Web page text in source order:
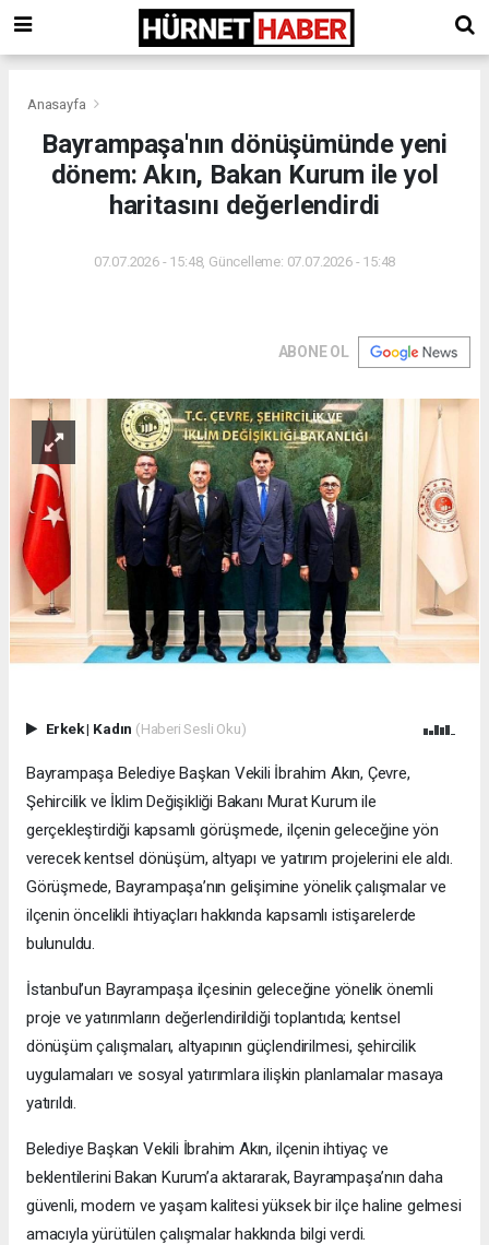
Anasayfa
Bayrampaşa'nın dönüşümünde yeni
dönem: Akın, Bakan Kurum ile yol
haritasını değerlendirdi
07.07.2026 - 15:48, Güncelleme: 07.07.2026 - 15:48
ABONE OL
Erkek| Kadın (Haberi Sesli Oku)
Bayrampaşa Belediye Başkan Vekili İbrahim Akın, Çevre,
Şehircilik ve İklim Değişikliği Bakanı Murat Kurum ile
gerçekleştirdiği kapsamlı görüşmede, ilçenin geleceğine yön
verecek kentsel dönüşüm, altyapı ve yatırım projelerini ele aldı.
Görüşmede, Bayrampaşa’nın gelişimine yönelik çalışmalar ve
ilçenin öncelikli ihtiyaçları hakkında kapsamlı istişarelerde
bulunuldu.
İstanbul’un Bayrampaşa ilçesinin geleceğine yönelik önemli
proje ve yatırımların değerlendirildiği toplantıda; kentsel
dönüşüm çalışmaları, altyapının güçlendirilmesi, şehircilik
uygulamaları ve sosyal yatırımlara ilişkin planlamalar masaya
yatırıldı.
Belediye Başkan Vekili İbrahim Akın, ilçenin ihtiyaç ve
beklentilerini Bakan Kurum’a aktararak, Bayrampaşa’nın daha
güvenli, modern ve yaşam kalitesi yüksek bir ilçe haline gelmesi
amacıyla yürütülen çalışmalar hakkında bilgi verdi.